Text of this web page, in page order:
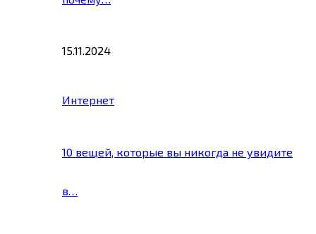
15.11.2024
Интернет
10 вещей, которые вы никогда не увидите
в…